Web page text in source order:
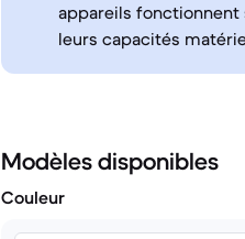
appareils fonctionnent
leurs capacités
Modèles disponibles
Couleur